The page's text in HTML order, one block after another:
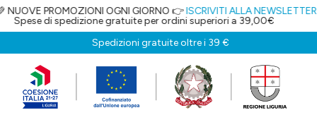
OGNI GIORNO 👉ISCRIVITI ALLA NEWSLETTERE OTTIENI IL
gratuite per ordini superiori a 39,00€
Spedizioni gratuite oltre i 39 €